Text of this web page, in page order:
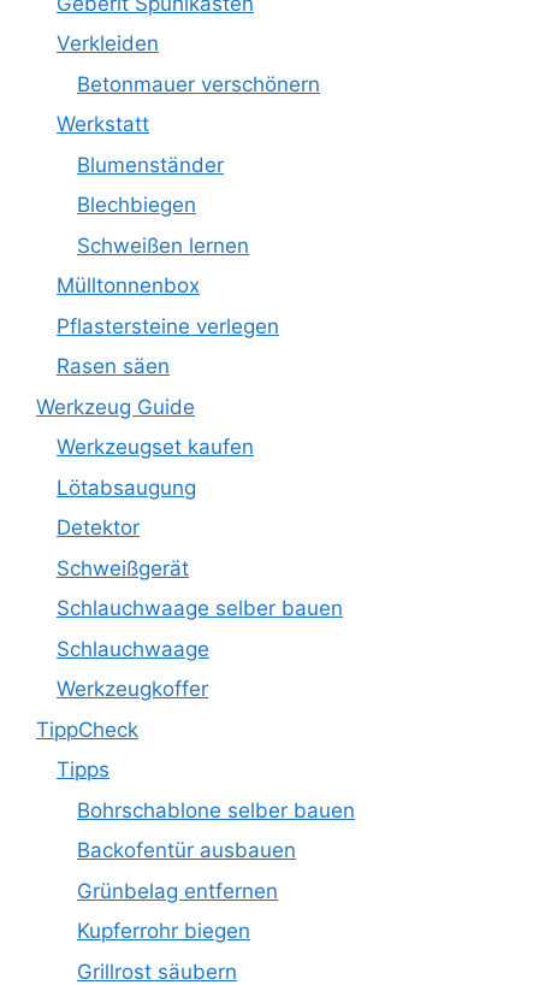
Verkleiden
Betonmauer verschönern
Werkstatt
Blumenständer
Blechbiegen
Schweißen lernen
Mülltonnenbox
Pflastersteine verlegen
Rasen säen
Werkzeug Guide
Werkzeugset kaufen
Lötabsaugung
Detektor
Schweißgerät
Schlauchwaage selber bauen
Schlauchwaage
Werkzeugkoffer
TippCheck
Tipps
Bohrschablone selber bauen
Backofentür ausbauen
Grünbelag entfernen
Kupferrohr biegen
Grillrost säubern